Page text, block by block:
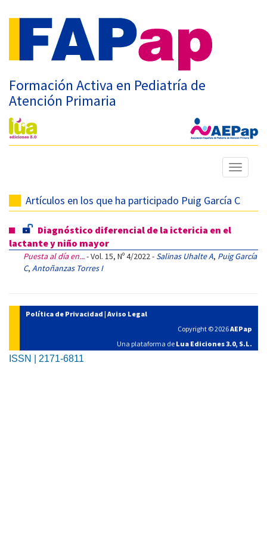
Formación Activa en Pediatría de
Atención Primaria
Mostrar
menú
Artículos en los que ha participado Puig García C
Diagnóstico diferencial de la ictericia en el
lactante y niño mayor
Puesta al día en...- Vol. 15, Nº 4/2022 - Salinas Uhalte A, Puig García
C, Antoñanzas Torres I
Política de Privacidad | Aviso Legal
Copyright © 2026AEPap
Una plataforma de Lua Ediciones 3.0, S.L.
ISSN | 2171-6811